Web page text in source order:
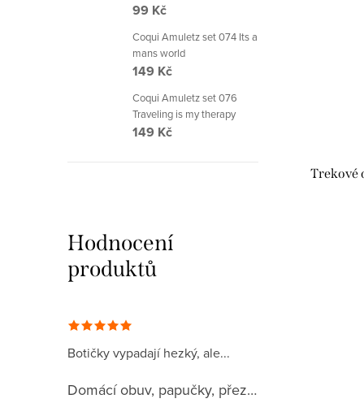
99 Kč
Coqui Amuletz set 074 Its a
mans world
149 Kč
Coqui Amuletz set 076
Traveling is my therapy
149 Kč
Hodnocení
produktů
Botičky vypadají hezký, ale...
Domácí obuv, papučky, přezůvky, plátěnky 032CA
Trekové